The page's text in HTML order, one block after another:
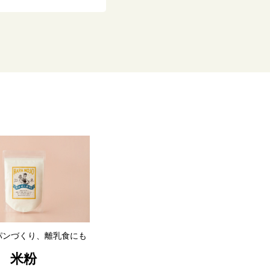
ンづくり、離乳食にも
米粉